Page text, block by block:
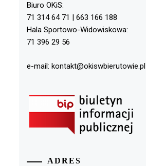
Biuro OKiS:
71 314 64 71 | 663 166 188
Hala Sportowo-Widowiskowa:
71 396 29 56
e-mail: kontakt@okiswbierutowie.pl
ADRES